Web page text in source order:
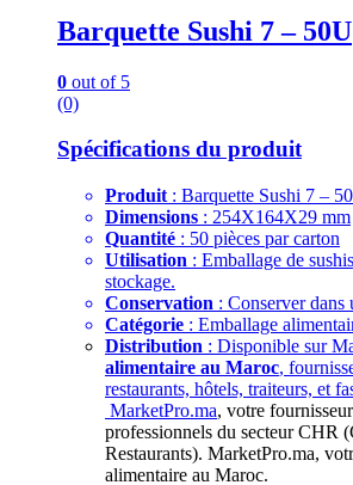
Barquette Sushi 7 – 50U
0 out of 5
(0)
Spécifications du produit
Produit : Barquette Sushi 7 –
Dimensions : 254X164X29 mm
Quantité : 50 pièces par carton
Utilisation : Emballage de
stockage.
Conservation : Conserver dans
Catégorie : Emballage
Distribution : Disponible sur
alimentaire au Maroc,
restaurants, hôtels, traiteurs, et
MarketPro.ma, votre
professionnels du secteur CHR
Restaurants). MarketPro.ma,
alimentaire au Maroc.